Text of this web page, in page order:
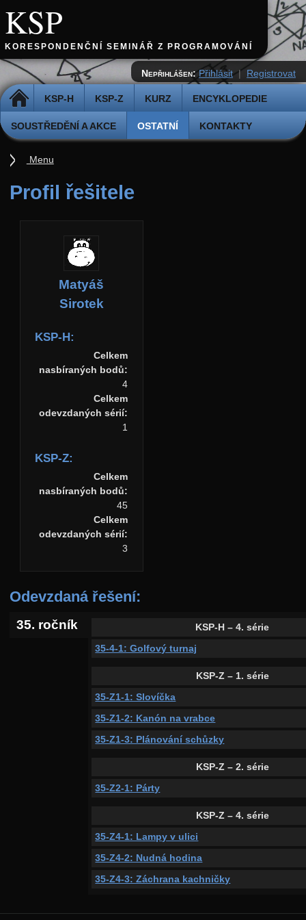
KSP
KORESPONDENČNÍ SEMINÁŘ Z PROGRAMOVÁNÍ
DOMŮ KSP-H KSP-Z KURZ ENCYKLOPEDIE
SOUSTŘEDĚNÍ A AKCE OSTATNÍ KONTAKTY
Nepřihlášen: Přihlásit | Registrovat
Profil řešitele
Matyáš
Sirotek
KSP-H:
Celkem
nasbíraných bodů:
4
Celkem
odevzdaných sérií:
1
KSP-Z:
Celkem
nasbíraných bodů:
45
Celkem
odevzdaných sérií:
3
Odevzdaná řešení:
35. ročník
KSP-H – 4. série
35-4-1: Golfový turnaj
KSP-Z – 1. série
35-Z1-1: Slovíčka
35-Z1-2: Kanón na vrabce
35-Z1-3: Plánování schůzky
KSP-Z – 2. série
35-Z2-1: Párty
KSP-Z – 4. série
35-Z4-1: Lampy v ulici
35-Z4-2: Nudná hodina
35-Z4-3: Záchrana kachničky
Menu